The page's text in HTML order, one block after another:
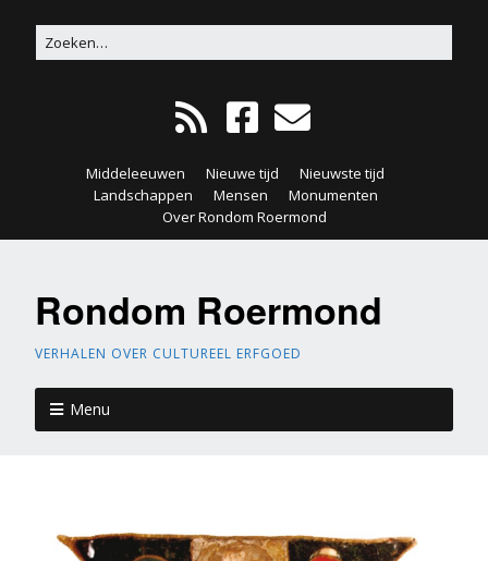
Middeleeuwen Nieuwe tijd
Nieuwste tijd
Landschappen
Mensen
Monumenten
Over Rondom Roermond
Rondom Roermond
VERHALEN OVER CULTUREEL ERFGOED
Menu